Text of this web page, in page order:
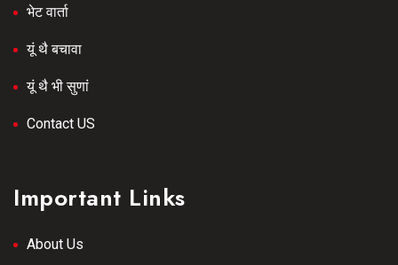
भेट वार्ता
यूं थै बचावा
यूं थै भी सुणां
Contact US
Important Links
About Us